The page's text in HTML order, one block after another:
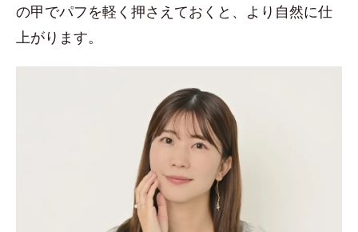
の甲でパフを軽く押さえておくと、より自然に仕
上がります。